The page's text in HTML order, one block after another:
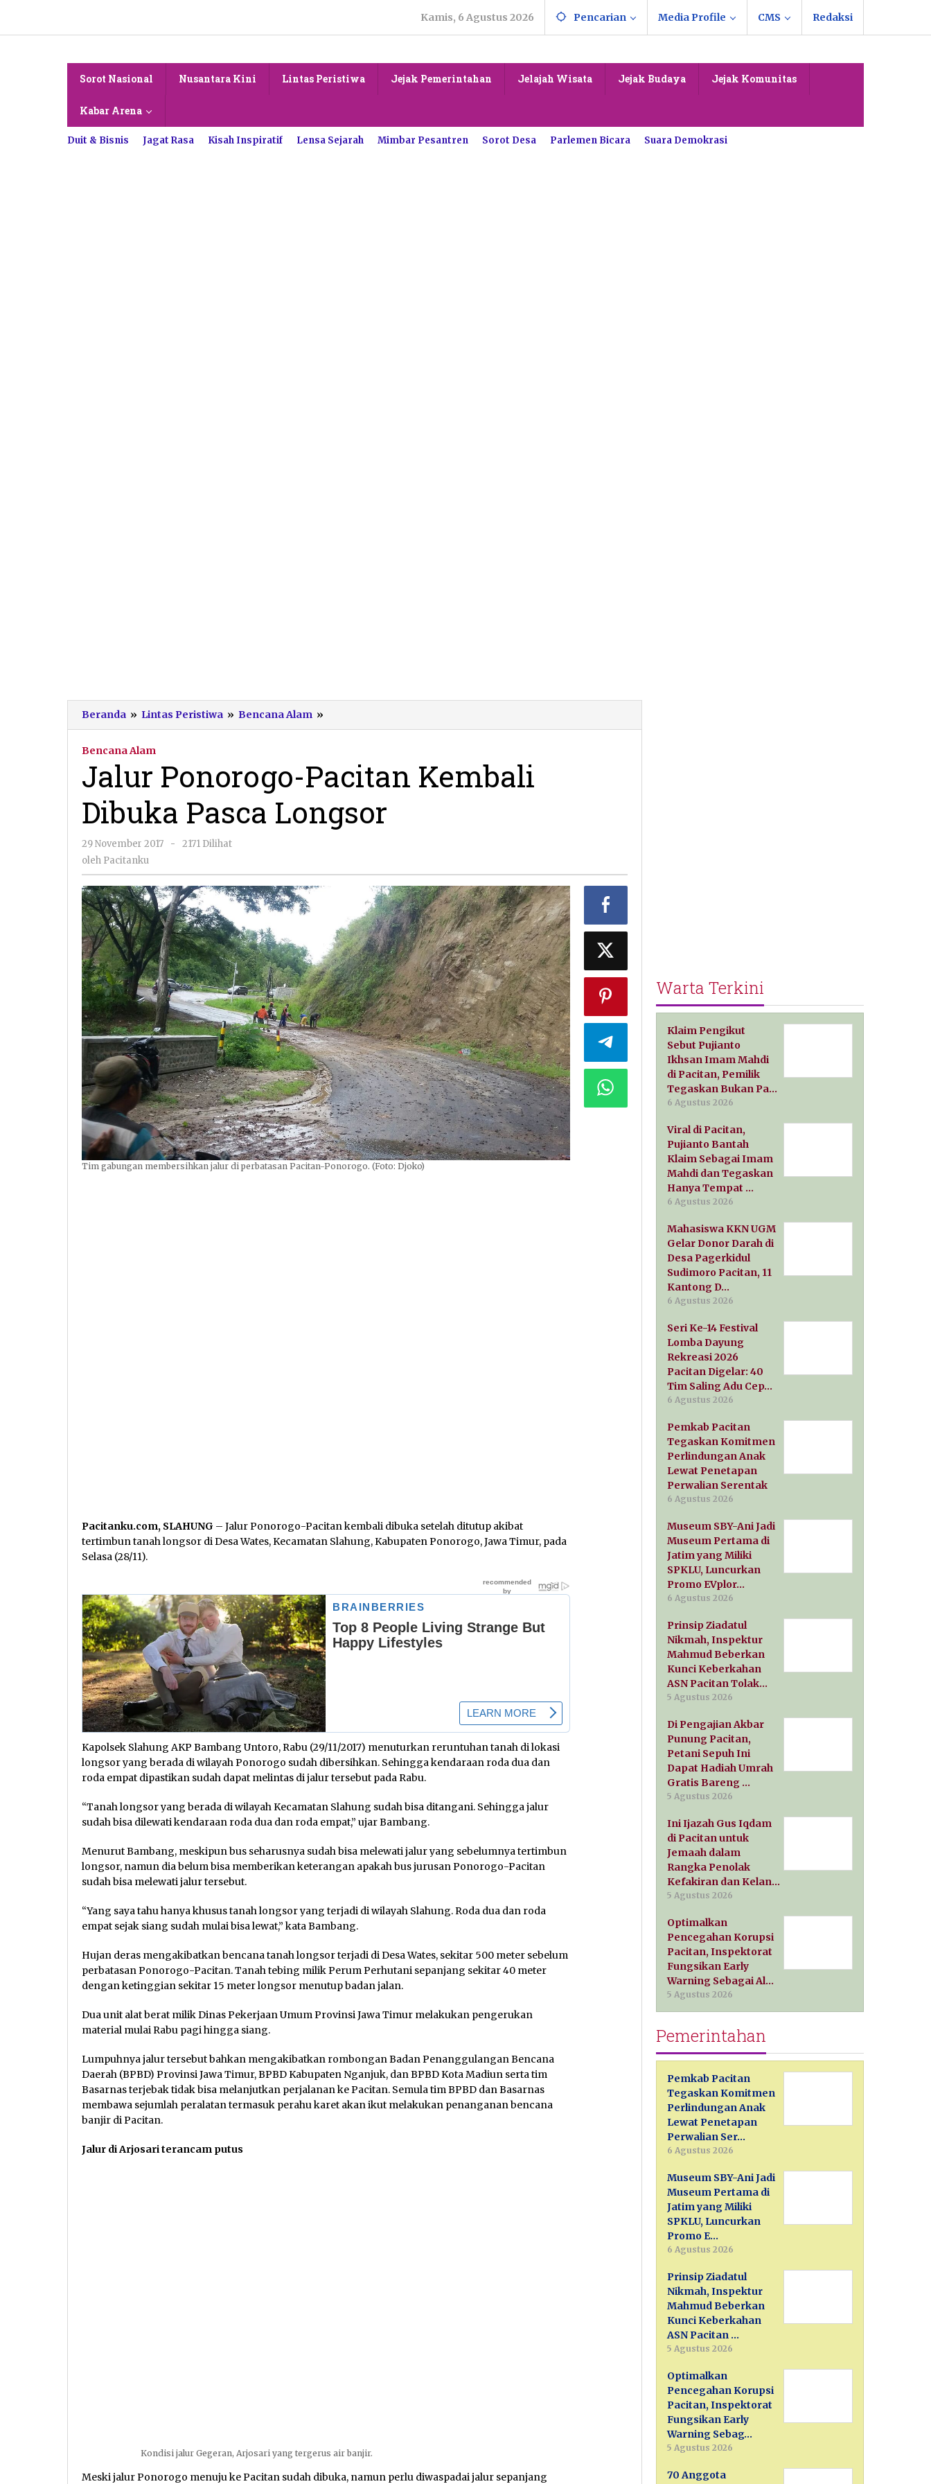
konten
Kamis, 6 Agustus 2026 Pencarian Media Profile CMS Redaksi
Sorot Nasional Nusantara Kini Lintas Peristiwa Jejak Pemerintahan Jelajah Wisata Jejak Budaya Jejak Komunitas
Kabar Arena
Duit & Bisnis Jagat Rasa Kisah Inspiratif Lensa Sejarah Mimbar Pesantren Sorot Desa Parlemen Bicara Suara Demokrasi
Beranda » Lintas Peristiwa » Bencana Alam »
Ponorogo-
Dibuka
Pasca
Bencana Alam
Jalur Ponorogo-Pacitan Kembali
Dibuka Pasca Longsor
29 November 2017
oleh
-
2171 Dilihat
oleh Pacitanku
Tim gabungan membersihkan jalur di perbatasan Pacitan-Ponorogo. (Foto: Djoko)
Pacitanku.com, SLAHUNG – Jalur Ponorogo-Pacitan kembali dibuka setelah ditutup akibat
tertimbun tanah longsor di Desa Wates, Kecamatan Slahung, Kabupaten Ponorogo, Jawa Timur, pada
Selasa (28/11).
Kapolsek Slahung AKP Bambang Untoro, Rabu (29/11/2017) menuturkan reruntuhan tanah di lokasi
longsor yang berada di wilayah Ponorogo sudah dibersihkan. Sehingga kendaraan roda dua dan
roda empat dipastikan sudah dapat melintas di jalur tersebut pada Rabu.
“Tanah longsor yang berada di wilayah Kecamatan Slahung sudah bisa ditangani. Sehingga jalur
sudah bisa dilewati kendaraan roda dua dan roda empat,” ujar Bambang.
Menurut Bambang, meskipun bus seharusnya sudah bisa melewati jalur yang sebelumnya tertimbun
longsor, namun dia belum bisa memberikan keterangan apakah bus jurusan Ponorogo-Pacitan
sudah bisa melewati jalur tersebut.
“Yang saya tahu hanya khusus tanah longsor yang terjadi di wilayah Slahung. Roda dua dan roda
empat sejak siang sudah mulai bisa lewat,” kata Bambang.
Hujan deras mengakibatkan bencana tanah longsor terjadi di Desa Wates, sekitar 500 meter sebelum
perbatasan Ponorogo-Pacitan. Tanah tebing milik Perum Perhutani sepanjang sekitar 40 meter
dengan ketinggian sekitar 15 meter longsor menutup badan jalan.
Dua unit alat berat milik Dinas Pekerjaan Umum Provinsi Jawa Timur melakukan pengerukan
material mulai Rabu pagi hingga siang.
Lumpuhnya jalur tersebut bahkan mengakibatkan rombongan Badan Penanggulangan Bencana
Daerah (BPBD) Provinsi Jawa Timur, BPBD Kabupaten Nganjuk, dan BPBD Kota Madiun serta tim
Basarnas terjebak tidak bisa melanjutkan perjalanan ke Pacitan. Semula tim BPBD dan Basarnas
membawa sejumlah peralatan termasuk perahu karet akan ikut melakukan penanganan bencana
banjir di Pacitan.
Jalur di Arjosari terancam putus
Kondisi jalur Gegeran, Arjosari yang tergerus air banjir.
Meski jalur Ponorogo menuju ke Pacitan sudah dibuka, namun perlu diwaspadai jalur sepanjang
Warta Terkini
Klaim Pengikut
Sebut Pujianto
Ikhsan Imam Mahdi
di Pacitan, Pemilik
Tegaskan Bukan Pa…
6 Agustus 2026
Viral di Pacitan,
Pujianto Bantah
Klaim Sebagai Imam
Mahdi dan Tegaskan
Hanya Tempat …
6 Agustus 2026
Mahasiswa KKN UGM
Gelar Donor Darah di
Desa Pagerkidul
Sudimoro Pacitan, 11
Kantong D…
6 Agustus 2026
Seri Ke-14 Festival
Lomba Dayung
Rekreasi 2026
Pacitan Digelar: 40
Tim Saling Adu Cep…
6 Agustus 2026
Pemkab Pacitan
Tegaskan Komitmen
Perlindungan Anak
Lewat Penetapan
Perwalian Serentak
6 Agustus 2026
Museum SBY-Ani Jadi
Museum Pertama di
Jatim yang Miliki
SPKLU, Luncurkan
Promo EVplor…
6 Agustus 2026
Prinsip Ziadatul
Nikmah, Inspektur
Mahmud Beberkan
Kunci Keberkahan
ASN Pacitan Tolak…
5 Agustus 2026
Di Pengajian Akbar
Punung Pacitan,
Petani Sepuh Ini
Dapat Hadiah Umrah
Gratis Bareng …
5 Agustus 2026
Ini Ijazah Gus Iqdam
di Pacitan untuk
Jemaah dalam
Rangka Penolak
Kefakiran dan Kelan…
5 Agustus 2026
Optimalkan
Pencegahan Korupsi
Pacitan, Inspektorat
Fungsikan Early
Warning Sebagai Al…
5 Agustus 2026
Pemerintahan
Pemkab Pacitan
Tegaskan Komitmen
Perlindungan Anak
Lewat Penetapan
Perwalian Ser…
6 Agustus 2026
Museum SBY-Ani Jadi
Museum Pertama di
Jatim yang Miliki
SPKLU, Luncurkan
Promo E…
6 Agustus 2026
Prinsip Ziadatul
Nikmah, Inspektur
Mahmud Beberkan
Kunci Keberkahan
ASN Pacitan …
5 Agustus 2026
Optimalkan
Pencegahan Korupsi
Pacitan, Inspektorat
Fungsikan Early
Warning Sebag…
5 Agustus 2026
70 Anggota